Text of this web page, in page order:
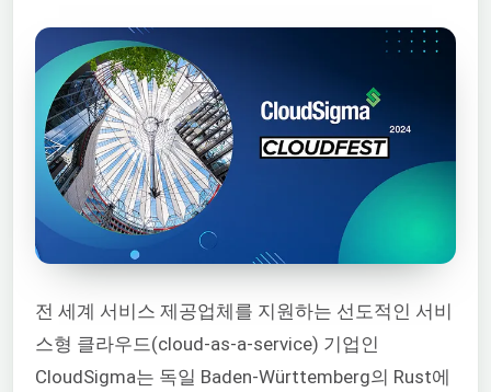
전 세계 서비스 제공업체를 지원하는 선도적인 서비
스형 클라우드(cloud-as-a-service) 기업인
CloudSigma는 독일 Baden-Württemberg의 Rust에